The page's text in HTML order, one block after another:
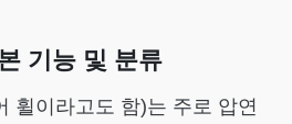
기능 및 분류
휠이라고도 함)는 주로 압연